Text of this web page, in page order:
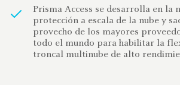
Prisma Access se desarrolla en la
protección a escala de la nube y
provecho de los mayores
todo el mundo para habilitar la
troncal multinube de alto